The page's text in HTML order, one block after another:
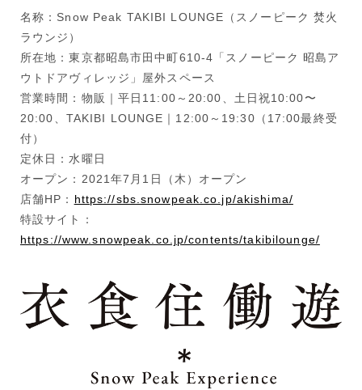
名称：Snow Peak TAKIBI LOUNGE（スノーピーク 焚火
ラウンジ）
所在地：東京都昭島市田中町610-4「スノーピーク 昭島ア
ウトドアヴィレッジ」屋外スペース
営業時間：物販｜平日11:00～20:00、土日祝10:00〜
20:00、TAKIBI LOUNGE｜12:00～19:30（17:00最終受
付）
定休日：水曜日
オープン：2021年7月1日（木）オープン
店舗HP： https://sbs.snowpeak.co.jp/akishima/
特設サイト：
https://www.snowpeak.co.jp/contents/takibilounge/